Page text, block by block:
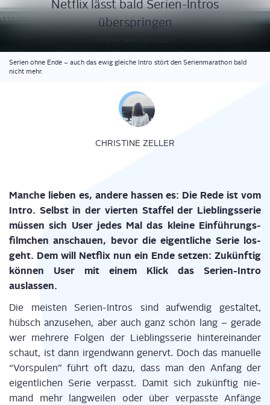
Net­flix lässt bald Seri­en-Intros
überspringen
Christine Zeller - 20.03.2017
Serien ohne Ende – auch das ewig gleiche Intro stört den Serienmarathon bald
nicht mehr.
CHRISTINE ZELLER
Man­che lie­ben es, ande­re has­sen es: Die Rede ist vom
Intro. Selbst in der vier­ten Staf­fel der Lieb­lings­se­rie
müs­sen sich User jedes Mal das klei­ne Ein­füh­rungs­
film­chen anschau­en, bevor die eigent­li­che Serie los­
geht. Dem will Net­flix nun ein Ende set­zen: Zukünf­tig
kön­nen User mit einem Klick das Seri­en-Intro
auslassen.
Die meis­ten Seri­en-Intros sind auf­wen­dig gestal­tet,
hübsch anzu­se­hen, aber auch ganz schön lang – gera­de
wer meh­re­re Fol­gen der Lieb­lings­se­rie hin­ter­ein­an­der
schaut, ist dann irgend­wann genervt. Doch das manu­el­le
“Vor­spu­len” führt oft dazu, dass man den Anfang der
eigent­li­chen Serie ver­passt. Damit sich zukünf­tig nie­
mand mehr lang­wei­len oder über ver­pass­te Anfän­ge